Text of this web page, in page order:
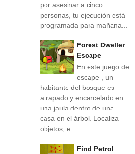
por asesinar a cinco
personas, tu ejecución está
programada para mañana...
Forest Dweller
Escape
En este juego de
escape , un
habitante del bosque es
atrapado y encarcelado en
una jaula dentro de una
casa en el árbol. Localiza
objetos, e...
Find Petrol